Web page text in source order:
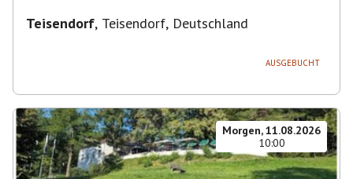
Teisendorf, Teisendorf, Deutschland
AUSGEBUCHT
Morgen, 11.08.2026
10:00